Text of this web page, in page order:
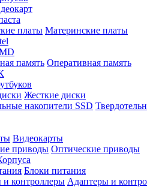
Материнские платы
Оперативная память
Жесткие диски
Видеокарты
Оптические приводы
Блоки питания
Адаптеры и